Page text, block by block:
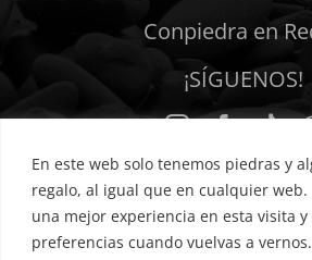
En este web solo tenemos piedras y
regalo, al igual que en cualquier web.
una mejor experiencia en esta visita
preferencias cuando vuelvas a
Conpiedra en
¡SÍGUENOS!
Política de privacidad Cookies